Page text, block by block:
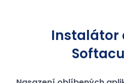
Instalátor